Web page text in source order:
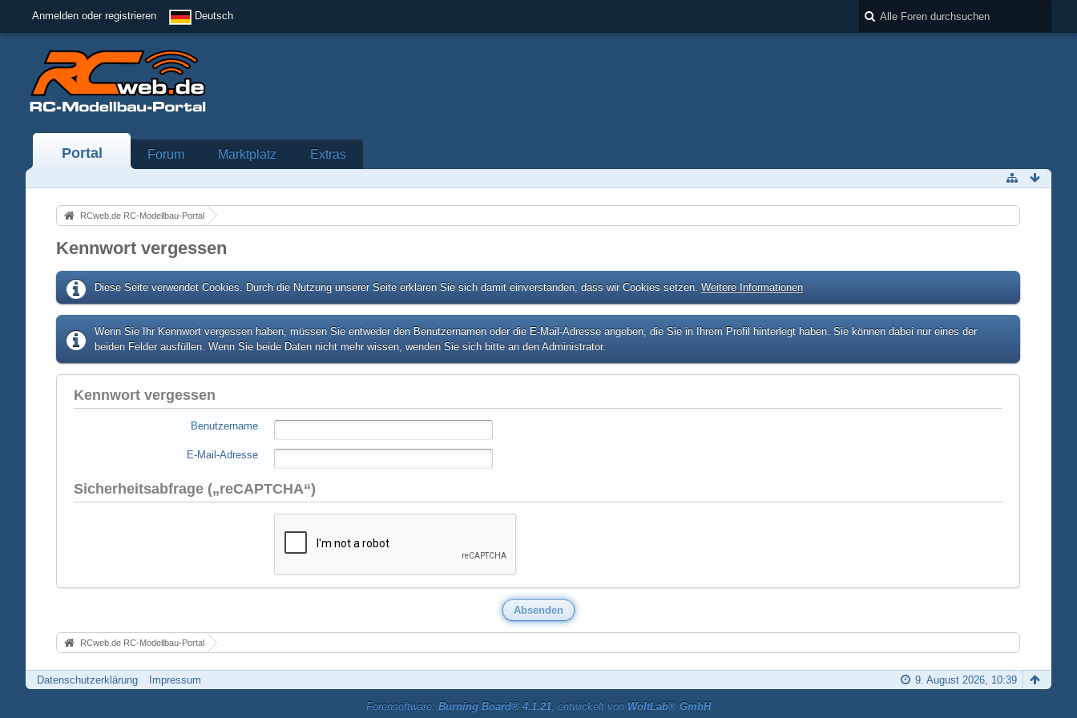
Anmelden oder registrieren Deutsch
Portal Forum Marktplatz Extras
RCweb.de RC-Modellbau-Portal
Kennwort vergessen
Diese Seite verwendet Cookies. Durch die Nutzung unserer Seite erklären Sie sich damit einverstanden, dass wir Cookies setzen. Weitere Informationen
Wenn Sie Ihr Kennwort vergessen haben, müssen Sie entweder den Benutzernamen oder die E-Mail-Adresse angeben, die Sie in Ihrem Profil hinterlegt haben. Sie können dabei nur eines der
beiden Felder ausfüllen. Wenn Sie beide Daten nicht mehr wissen, wenden Sie sich bitte an den Administrator.
Kennwort vergessen
Benutzername
E-Mail-Adresse
Sicherheitsabfrage („reCAPTCHA“)
RCweb.de RC-Modellbau-Portal
Datenschutzerklärung Impressum 9. August 2026, 10:39
Forensoftware: Burning Board® 4.1.21, entwickelt von WoltLab® GmbH